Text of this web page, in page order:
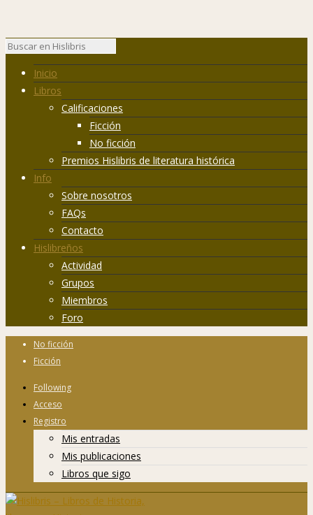
Inicio
Libros
Calificaciones
Ficción
No ficción
Premios Hislibris de literatura histórica
Info
Sobre nosotros
FAQs
Contacto
Hislibreños
Actividad
Grupos
Miembros
Foro
No ficción
Ficción
Following
Acceso
Registro
Mis entradas
Mis publicaciones
Libros que sigo